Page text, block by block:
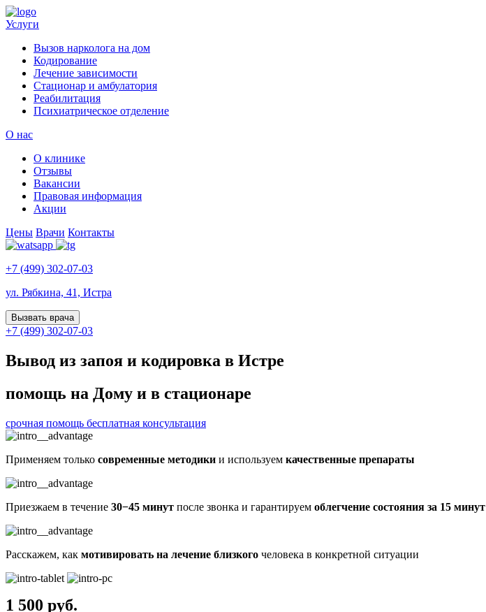
Услуги
Вызов нарколога на дом
Кодирование
Лечение зависимости
Стационар и амбулатория
Реабилитация
Психиатрическое отделение
О нас
О клинике
Отзывы
Вакансии
Правовая информация
Акции
Цены Врачи Контакты
+7 (499) 302-07-03
ул. Рябкина, 41, Истра
Вызвать врача
+7 (499) 302-07-03
Вывод из запоя и кодировка в Истре
помощь на Дому и в стационаре
срочная помощь бесплатная консультация
Применяем только современные методики и используем качественные препараты
Приезжаем в течение 30−45 минут после звонка и гарантируем облегчение состояния за 15 минут
Расскажем, как мотивировать на лечение близкого человека в конкретной ситуации
1 500 руб.